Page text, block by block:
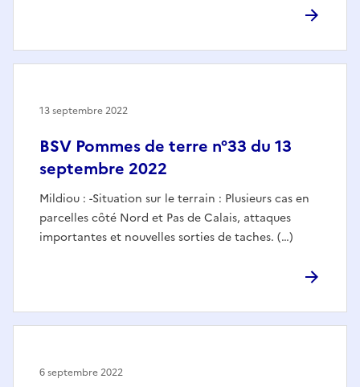
BSV Pommes de terre n°33 du 13
septembre 2022
Mildiou : -Situation sur le terrain : Plusieurs cas en
parcelles côté Nord et Pas de Calais, attaques
importantes et nouvelles sorties de taches. (…)
13 septembre 2022
6 septembre 2022